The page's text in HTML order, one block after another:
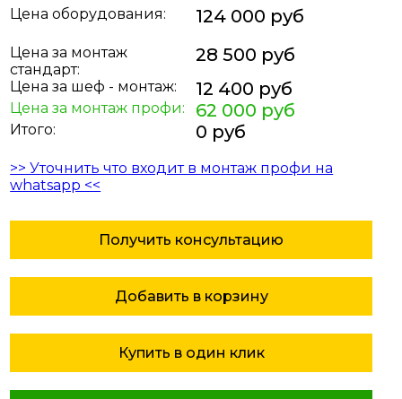
Ценаоборудования: 124 000 руб
Цена за монтаж
стандарт:
28 500 руб
Цена за шеф - монтаж: 12 400 руб
Цена за монтаж профи: 62 000 руб
Итого: 0 руб
>> Уточнить что входит в монтаж профи на
whatsapp <<
Получить консультацию
Добавить в корзину
Купить в один клик